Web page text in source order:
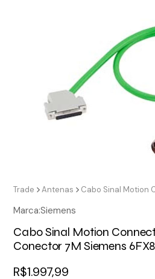
Trade Antenas
Marca:Siemens
Cabo Sinal Motion
Conector 7M Siemens
R$1.997,99